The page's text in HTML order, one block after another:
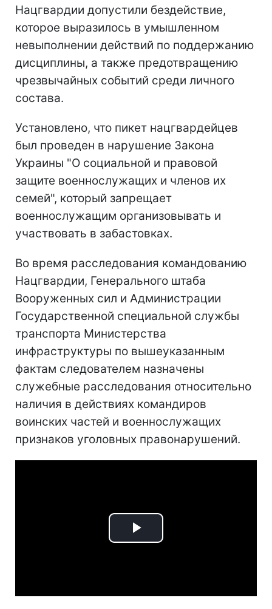
Нацгвардии допустили бездействие,
которое выразилось в умышленном
невыполнении действий по поддержанию
дисциплины, а также предотвращению
чрезвычайных событий среди личного
состава.
Установлено, что пикет нацгвардейцев
был проведен в нарушение Закона
Украины "О социальной и правовой
защите военнослужащих и членов их
семей", который запрещает
военнослужащим организовывать и
участвовать в забастовках.
Во время расследования командованию
Нацгвардии, Генерального штаба
Вооруженных сил и Администрации
Государственной специальной службы
транспорта Министерства
инфраструктуры по вышеуказанным
фактам следователем назначены
служебные расследования относительно
наличия в действиях командиров
воинских частей и военнослужащих
признаков уголовных правонарушений.
Play